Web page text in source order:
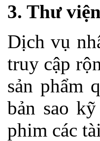
3. Thư
Dịch vụ
truy cập
sản phẩm
bản sao
phim các